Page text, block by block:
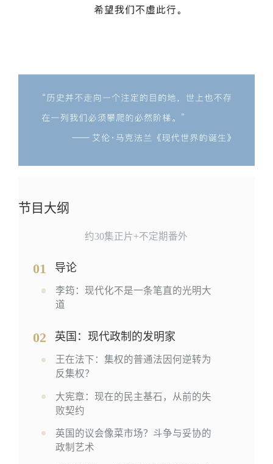
节目大纲
约30集正片+不定期番外
01 导论
李筠：现代化不是一条笔直的光明大
道
02 英国：现代政制的发明家
王在法下：集权的普通法因何逆转为
反集权？
大宪章：现在的民主基石，从前的失
败契约
英国的议会像菜市场？斗争与妥协的
政制艺术